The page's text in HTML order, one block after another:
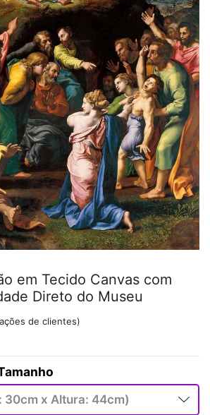
em Tecido Canvas com
Direto do Museu
de clientes)